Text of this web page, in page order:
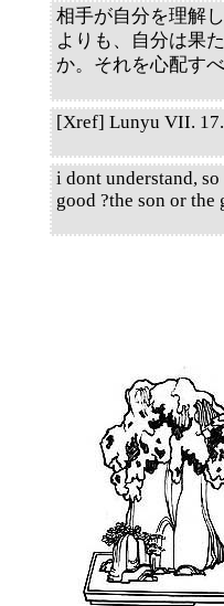
相手が自分を理解
よりも、自分は果
か。それを心配す
[Xref] Lunyu VII.
i dont understand,
good ?the son or the